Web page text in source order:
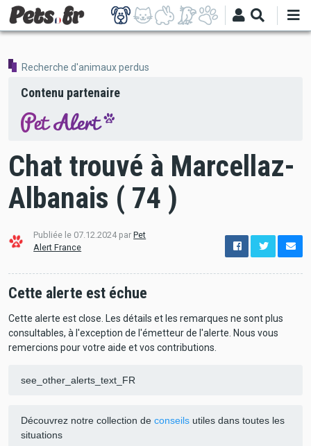
Aller
au
contenu
Recherche d'animaux perdus
Contenu partenaire
Chat trouvé à Marcellaz-
Albanais ( 74 )
Publiée le 07.12.2024 parPet
Alert France
configuration
Cette alerte est échue
Cette alerte est close. Les détails et les remarques ne sont plus
consultables, à l'exception de l'émetteur de l'alerte. Nous vous
remercions pour votre aide et vos contributions.
see_other_alerts_text_FR
Découvrez notre collection deconseils utiles dans toutes les
situations